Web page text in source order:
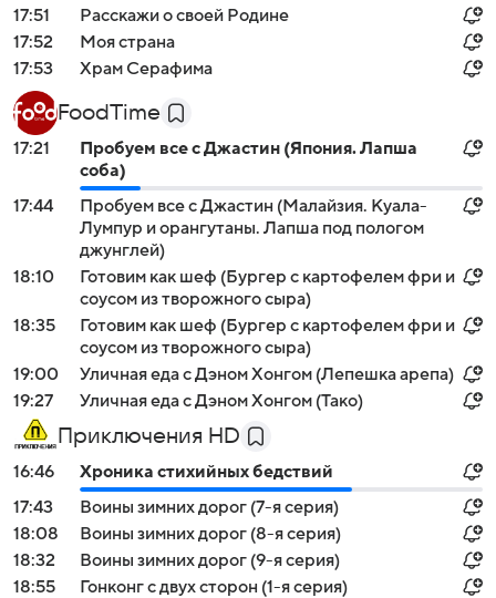
17:51
Расскажи о своей Родине
17:52
Моя страна
17:53
Храм Серафима
FoodTime
17:21
Пробуем все с Джастин (Япония. Лапша
соба)
17:44
Пробуем все с Джастин (Малайзия. Куала-
Лумпур и орангутаны. Лапша под пологом
джунглей)
18:10
Готовим как шеф (Бургер с картофелем фри и
соусом из творожного сыра)
18:35
Готовим как шеф (Бургер с картофелем фри и
соусом из творожного сыра)
19:00
Уличная еда с Дэном Хонгом (Лепешка арепа)
19:27
Уличная еда с Дэном Хонгом (Тако)
Приключения HD
16:46
Хроника стихийных бедствий
17:43
Воины зимних дорог (7-я серия)
18:08
Воины зимних дорог (8-я серия)
18:32
Воины зимних дорог (9-я серия)
18:55
Гонконг с двух сторон (1-я серия)